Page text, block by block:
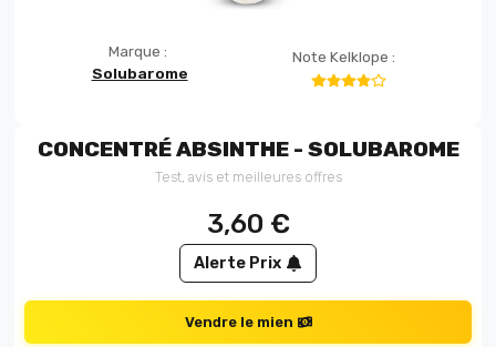
Marque :
Solubarome
Note Kelklope :
CONCENTRÉ ABSINTHE - SOLUBAROME
Test, avis et meilleures offres
3,60 €
Alerte Prix
Vendre le mien